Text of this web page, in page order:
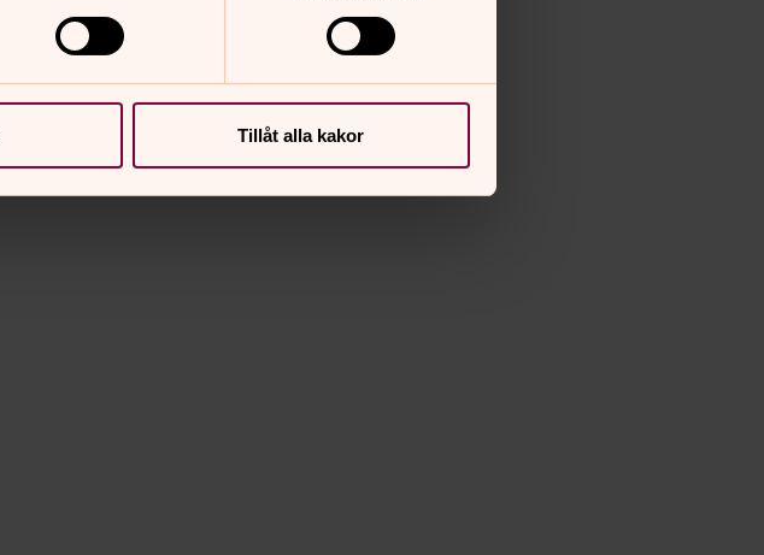
Tillåt alla kakor